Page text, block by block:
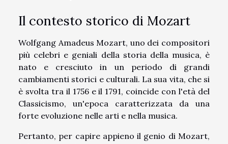
Il contesto storico di Mozart
Wolfgang Amadeus Mozart, uno dei compositori
più celebri e geniali della storia della musica, è
nato e cresciuto in un periodo di grandi
cambiamenti storici e culturali. La sua vita, che si
è svolta tra il 1756 e il 1791, coincide con l'età del
Classicismo, un'epoca caratterizzata da una
forte evoluzione nelle arti e nella musica.
Pertanto, per capire appieno il genio di Mozart,